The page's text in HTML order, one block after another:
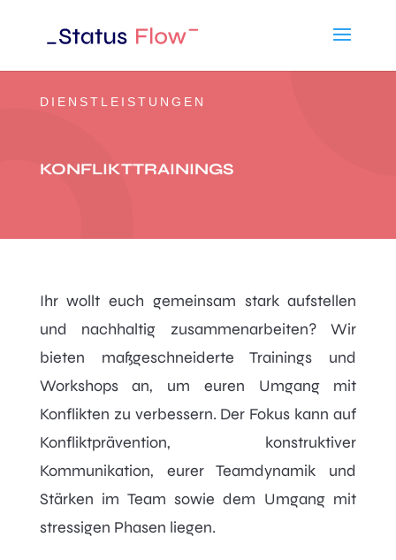
DIENSTLEISTUNGEN
KONFLIKTTRAININGS
Ihr wollt euch gemeinsam stark aufstellen
und nachhaltig zusammenarbeiten? Wir
bieten maßgeschneiderte Trainings und
Workshops an, um euren Umgang mit
Konflikten zu verbessern. Der Fokus kann auf
Konfliktprävention, konstruktiver
Kommunikation, eurer Teamdynamik und
Stärken im Team sowie dem Umgang mit
stressigen Phasen liegen.